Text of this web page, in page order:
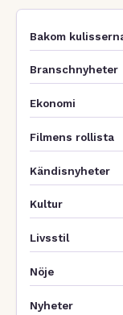
Bakom
Branschnyheter
Ekonomi
Filmens rollista
Kändisnyheter
Kultur
Livsstil
Nöje
Nyheter